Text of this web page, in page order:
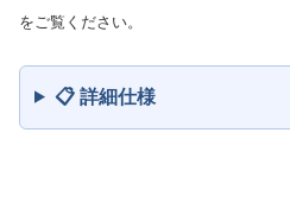
をご覧ください。
📋 詳細仕様